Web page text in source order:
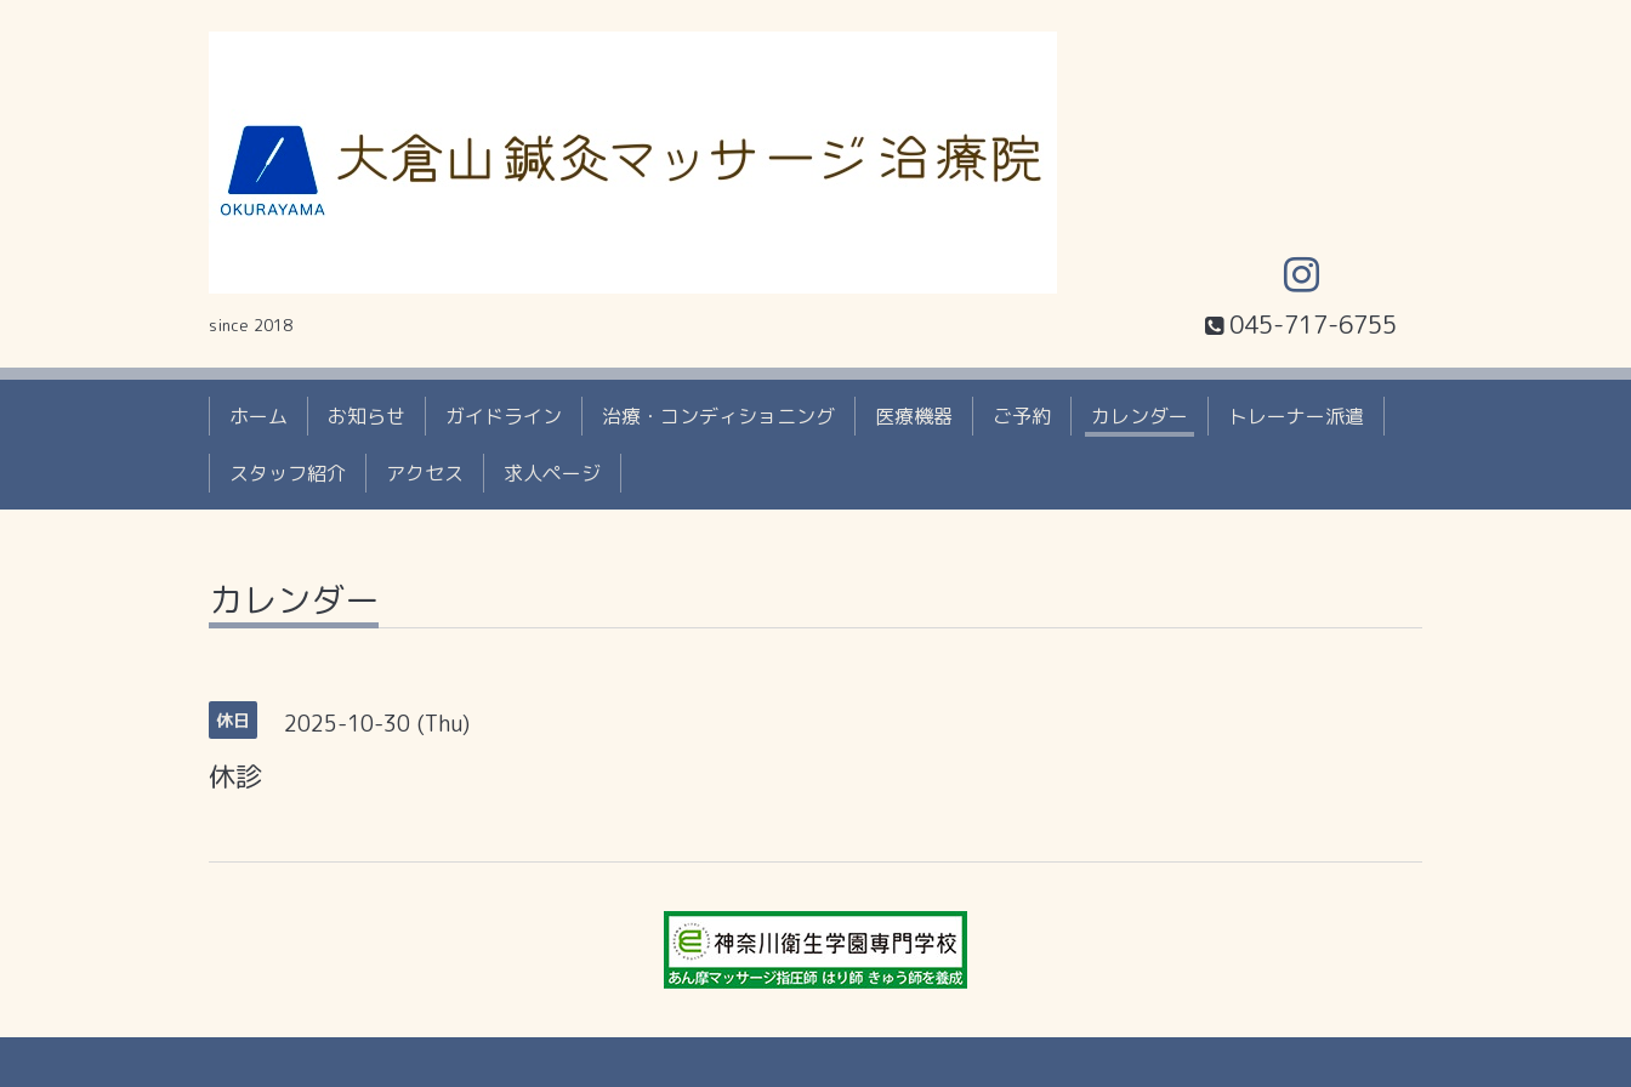
since 2018 045-717-6755
ホーム お知らせ ガイドライン 治療・コンディショニング 医療機器 ご予約 カレンダー トレーナー派遣
スタッフ紹介 アクセス 求人ページ
カレンダー
休日 2025-10-30 (Thu)
休診